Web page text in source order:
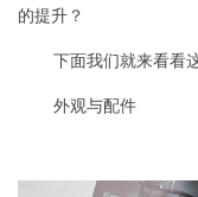
的提升？
下面我们就来看看
外观与配件